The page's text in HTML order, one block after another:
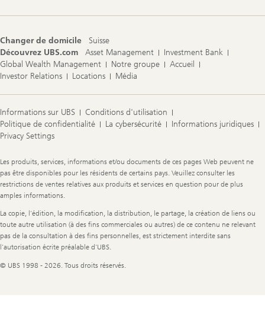
Changer de domicile
Suisse
Découvrez UBS.com
Asset Management
Investment Bank
Global Wealth Management
Notre groupe
Accueil
Investor Relations
Locations Média
Informations sur UBS
Conditions d'utilisation
Politique de confidentialité
La cybersécurité
Informations juridiques
Privacy Settings
Legal
Information
Les produits, services, informations et/ou documents de ces pages Web peuvent ne
pas être disponibles pour les résidents de certains pays. Veuillez consulter les
restrictions de ventes relatives aux produits et services en question pour de plus
amples informations.
La copie, l'édition, la modification, la distribution, le partage, la création de liens ou
toute autre utilisation (à des fins commerciales ou autres) de ce contenu ne relevant
pas de la consultation à des fins personnelles, est strictement interdite sans
l'autorisation écrite préalable d'UBS.
© UBS 1998 - 2026. Tous droits réservés.